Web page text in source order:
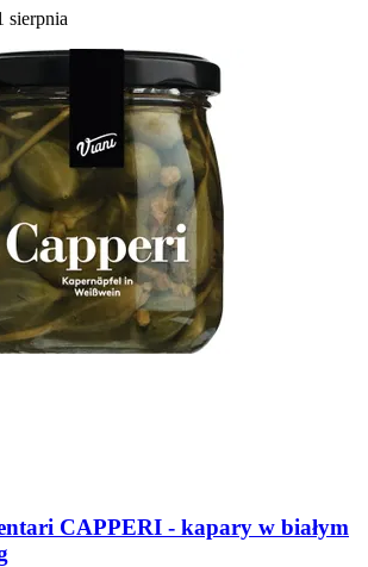
sierpnia
CAPPERI -​ kapary w białym